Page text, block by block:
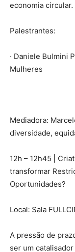
economia circular.
Palestrantes:
· Daniele Bulmini
Mulheres
Mediadora:
diversidade,
12h – 12h45 |
transformar
Oportunidades?
Local: Sala
A pressão de
ser um